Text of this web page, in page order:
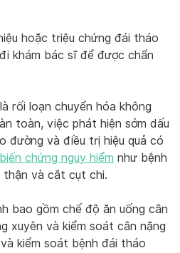
hoặc triệu chứng đái tháo
khám bác sĩ để được chẩn
rối loạn chuyển hóa không
toàn, việc phát hiện sớm dấu
đường và điều trị hiệu quả có
biến chứng nguy hiểm như bệnh
thận và cắt cụt chi.
bao gồm chế độ ăn uống cân
xuyên và kiểm soát cân nặng
kiểm soát bệnh đái tháo